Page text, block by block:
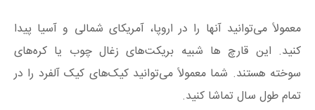
معمولاً می‌توانید آنها را در اروپا، آمریکای شمالی و آسیا پیدا
کنید. این قارچ ها شبیه بریکت‌های زغال چوب یا کره‌های
سوخته هستند. شما معمولاً می‌توانید کیک‌های کیک آلفرد را در
تمام طول سال تماشا کنید.